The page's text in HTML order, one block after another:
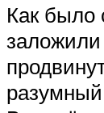
Как было
заложили